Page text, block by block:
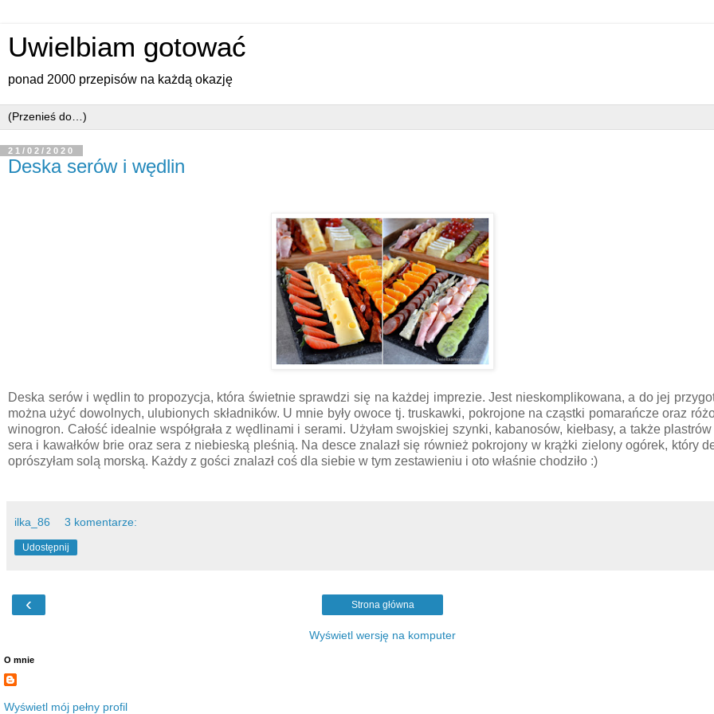
Uwielbiam gotować
ponad 2000 przepisów na każdą okazję
21/02/2020
Deska serów i wędlin
Deska serów i wędlin to propozycja, która świetnie sprawdzi się na każdej imprezie. Jest nieskomplikowana, a do jej
można użyć dowolnych, ulubionych składników. U mnie były owoce tj. truskawki, pokrojone na cząstki pomarańcze oraz
winogron. Całość idealnie współgrała z wędlinami i serami. Użyłam swojskiej szynki, kabanosów, kiełbasy, a także plastrów
sera i kawałków brie oraz sera z niebieską pleśnią. Na desce znalazł się również pokrojony w krążki zielony ogórek, który
oprószyłam solą morską. Każdy z gości znalazł coś dla siebie w tym zestawieniu i oto właśnie chodziło :)
ilka_86 3 komentarze:
Udostępnij
‹ Strona główna
Wyświetl wersję na komputer
O mnie
Wyświetl mój pełny profil